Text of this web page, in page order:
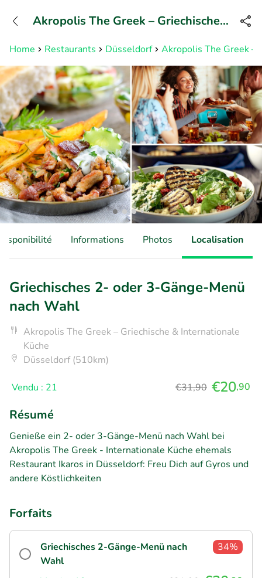
Disponible jusqu'à 23:00 heures
Home Restaurants Düsseldorf Akropolis The Greek –
Akropolis The Greek – Griechische
Informations Photos Localisation
Griechisches 2- oder 3-Gänge-Menü
nach Wahl
Akropolis The Greek – Griechische & Internationale
Küche
Düsseldorf (510km)
Vendu : 21 €31,90 €20,90
Résumé
Genieße ein 2- oder 3-Gänge-Menü nach Wahl bei
Akropolis The Greek - Internationale Küche ehemals
Restaurant Ikaros in Düsseldorf: Freu Dich auf Gyros und
andere Köstlichkeiten
Forfaits
Griechisches 2-Gänge-Menü nach
Wahl
34%